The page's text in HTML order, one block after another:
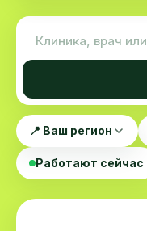
📍 Ваш регион
Работают сейчас